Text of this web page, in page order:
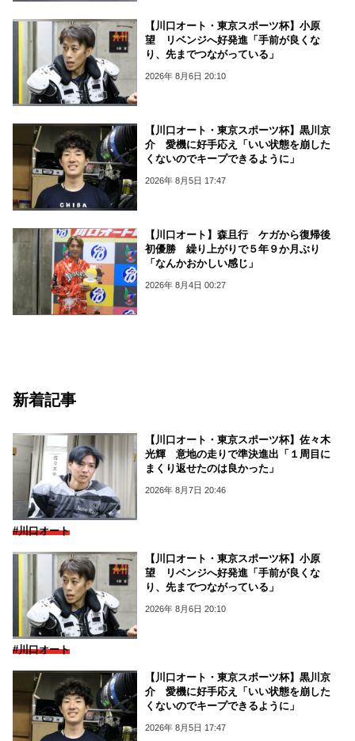
【川口オート・東京スポーツ杯】小原
望 リベンジへ好発進「手前が良くな
り、先までつながっている」
2026年 8月6日 20:10
【川口オート・東京スポーツ杯】黒川京
介 愛機に好手応え「いい状態を崩した
くないのでキープできるように」
2026年 8月5日 17:47
【川口オート】森且行 ケガから復帰後
初優勝 繰り上がりで５年９か月ぶり
「なんかおかしい感じ」
2026年 8月4日 00:27
新着記事
【川口オート・東京スポーツ杯】佐々木
光輝 意地の走りで準決進出「１周目に
まくり返せたのは良かった」
2026年 8月7日 20:46
#川口オート
【川口オート・東京スポーツ杯】小原
望 リベンジへ好発進「手前が良くな
り、先までつながっている」
2026年 8月6日 20:10
#川口オート
【川口オート・東京スポーツ杯】黒川京
介 愛機に好手応え「いい状態を崩した
くないのでキープできるように」
2026年 8月5日 17:47